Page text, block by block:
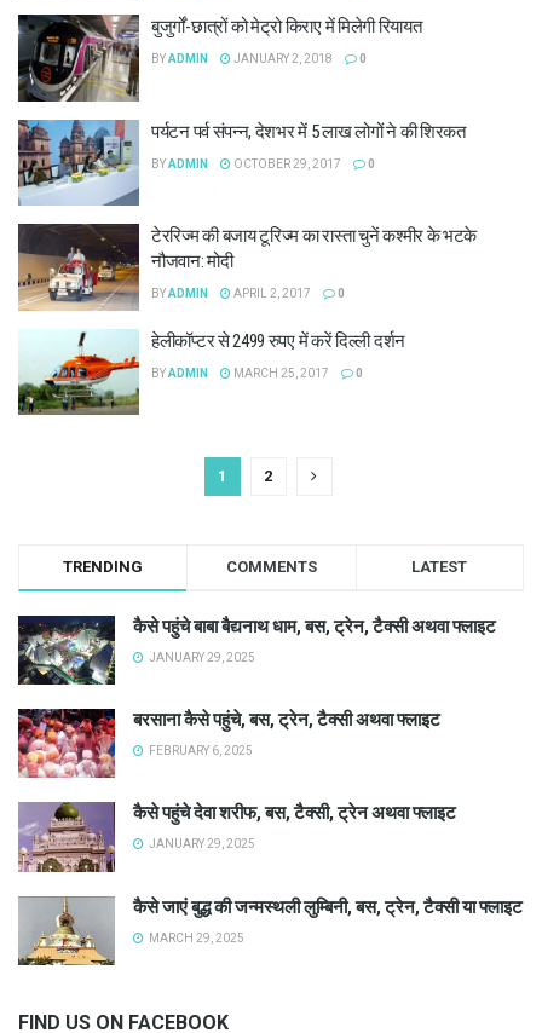
बुजुर्गों-छात्रों को मेट्रो किराए में मिलेगी रियायत
BYADMIN JANUARY 2, 2018 0
पर्यटन पर्व संपन्न, देशभर में 5 लाख लोगों ने की शिरकत
BYADMIN OCTOBER 29, 2017 0
टेररिज्म की बजाय टूरिज्म का रास्ता चुनें कश्मीर के भटके
नौजवान: मोदी
BYADMIN APRIL 2, 2017 0
हेलीकॉप्टर से 2499 रुपए में करें दिल्ली दर्शन
BYADMIN MARCH 25, 2017 0
1 2
TRENDING COMMENTS LATEST
कैसे पहुंचे बाबा बैद्यनाथ धाम, बस, ट्रेन, टैक्सी अथवा फ्लाइट
JANUARY 29, 2025
बरसाना कैसे पहुंचे, बस, ट्रेन, टैक्सी अथवा फ्लाइट
FEBRUARY 6, 2025
कैसे पहुंचे देवा शरीफ, बस, टैक्सी, ट्रेन अथवा फ्लाइट
JANUARY 29, 2025
कैसे जाएं बुद्ध की जन्मस्थली लुम्बिनी, बस, ट्रेन, टैक्सी या फ्लाइट
MARCH 29, 2025
FIND US ON FACEBOOK